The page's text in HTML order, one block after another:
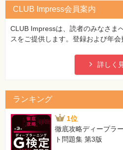
CLUB Impress会員案内
CLUB Impressは、読者のみなさま
スをご提供します。登録および年会
詳しく
ランキング
1位
徹底攻略ディープラ
ト問題集 第3版